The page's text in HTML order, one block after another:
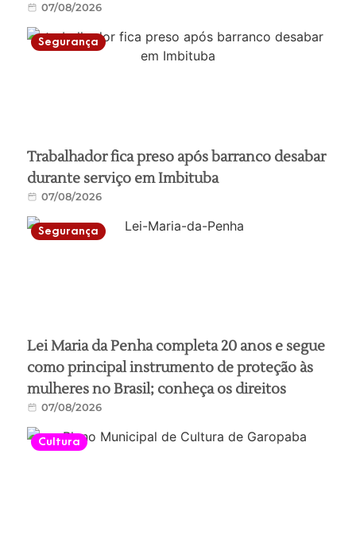
07/08/2026
Segurança
Trabalhador fica preso após barranco desabar
durante serviço em Imbituba
07/08/2026
Segurança
Lei Maria da Penha completa 20 anos e segue
como principal instrumento de proteção às
mulheres no Brasil; conheça os direitos
07/08/2026
Cultura